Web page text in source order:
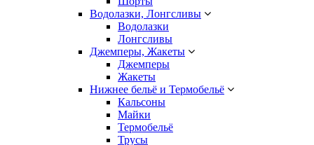
Водолазки, Лонгсливы
Водолазки
Лонгсливы
Джемперы, Жакеты
Джемперы
Жакеты
Нижнее бельё и Термобельё
Кальсоны
Майки
Термобельё
Трусы